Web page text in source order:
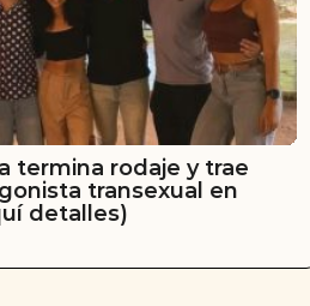
termina rodaje y trae
transexual en
detalles)